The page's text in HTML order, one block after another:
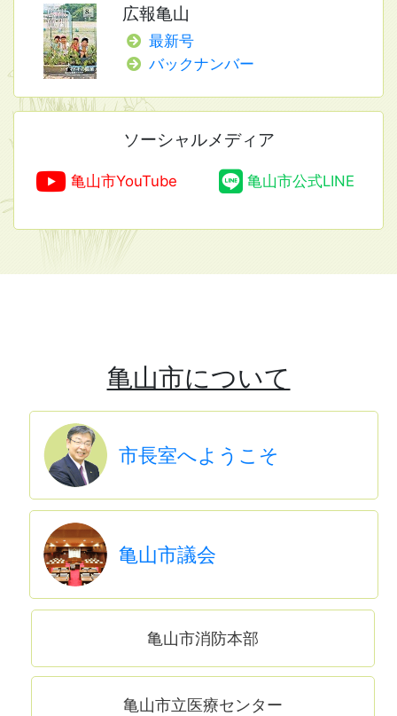
広報亀山
最新号
バックナンバー
ソーシャルメディア
亀山市YouTube 亀山市公式LINE
亀山市について
市長室へようこそ
亀山市議会
亀山市消防本部
亀山市立医療センター